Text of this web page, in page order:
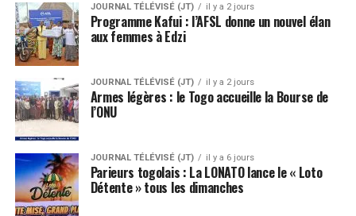
JOURNAL TÉLÉVISÉ (JT) il y a 2 jours
Programme Kafui : l’AFSL donne un nouvel élan
aux femmes à Edzi
JOURNAL TÉLÉVISÉ (JT) il y a 2 jours
Armes légères : le Togo accueille la Bourse de
l’ONU
JOURNAL TÉLÉVISÉ (JT) il y a 6 jours
Parieurs togolais : La LONATO lance le « Loto
Détente » tous les dimanches